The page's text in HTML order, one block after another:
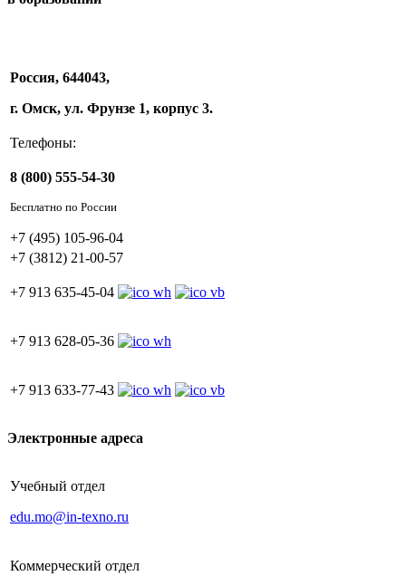
Россия, 644043,
г. Омск, ул. Фрунзе 1, корпус 3.
Телефоны:
8 (800) 555-54-30
Бесплатно по России
+7 (495) 105-96-04
+7 (3812) 21-00-57
+7 913 635-45-04
+7 913 628-05-36
+7 913 633-77-43
Электронные адреса
Учебный отдел
edu.mo@in-texno.ru
Коммерческий отдел